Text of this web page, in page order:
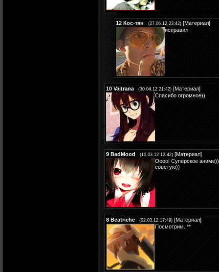
12 Кос-тян (27.06.12 23:42) [Материал]
исправил
10 Vaitrana (30.04.12 21:42) [Материал]
Спасибо огромное))
9 BadMood (10.03.12 12:42) [Материал]
Оооо! Суперское
советую))
8 Beatriche (02.03.12 17:49) [Материал]
Посмотрим. **